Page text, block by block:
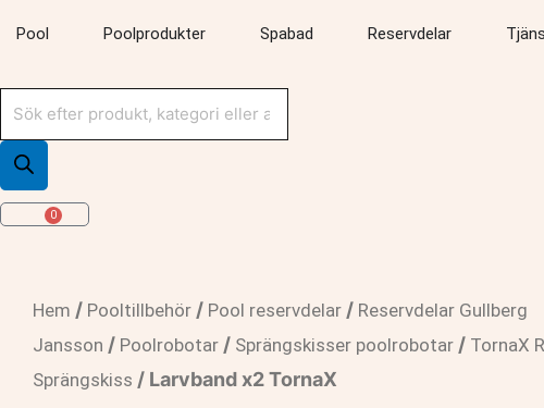
Pool Öppna PoolPoolprodukter Öppna Poolprodukter
Spabad Öppna Spabad
Reservdelar Öppna
Produktsökning
0
Varukorg
Hem / Pooltillbehör / Pool reservdelar / Reservdelar Gullberg
Jansson / Poolrobotar / Sprängskisser poolrobotar / TornaX
Sprängskiss / Larvband x2 TornaX